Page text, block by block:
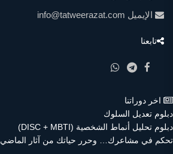
الإيميل info@tatweerazat.com
تابعنا
اخر دوراتنا
دبلوم تعديل السلوك
دبلوم تحليل أنماط الشخصية (DISC + MBTI)
تحكم في مشاعرك… وحرر حياتك من آثار الماضي